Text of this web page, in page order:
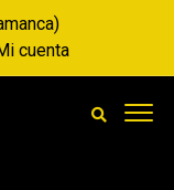
cuenta